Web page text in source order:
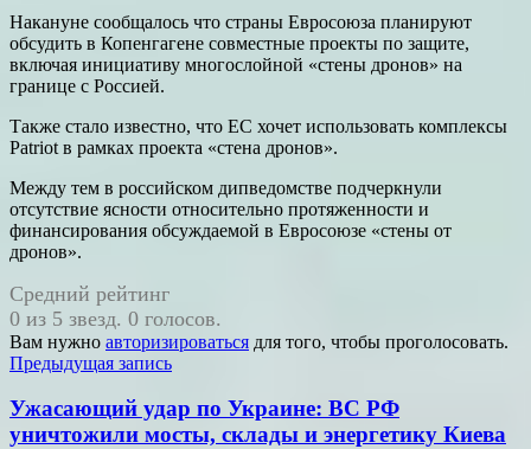
Накануне сообщалось что страны Евросоюза планируют
обсудить в Копенгагене совместные проекты по защите,
включая инициативу многослойной «стены дронов» на
границе с Россией.
Также стало известно, что ЕС хочет использовать комплексы
Patriot в рамках проекта «стена дронов».
Между тем в российском дипведомстве подчеркнули
отсутствие ясности относительно протяженности и
финансирования обсуждаемой в Евросоюзе «стены от
дронов».
Средний рейтинг
0 из 5 звезд. 0 голосов.
Вам нужно авторизироваться для того, чтобы проголосовать.
Навигация
по
записям
Предыдущая запись
Ужасающий удар по Украине: ВС РФ
уничтожили мосты, склады и энергетику Киева